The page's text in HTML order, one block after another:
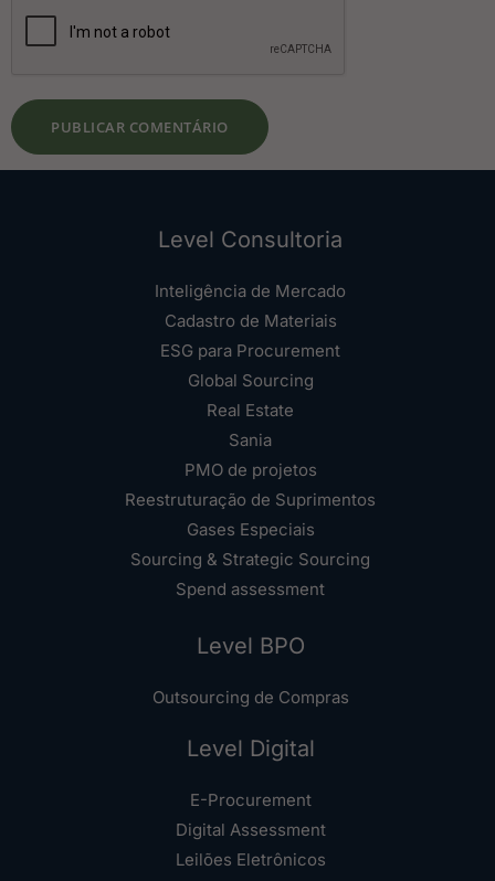
Level Consultoria
Inteligência de Mercado
Cadastro de Materiais
ESG para Procurement
Global Sourcing
Real Estate
Sania
PMO de projetos
Reestruturação de Suprimentos
Gases Especiais
Sourcing & Strategic Sourcing
Spend assessment
Level BPO
Outsourcing de Compras
Level Digital
E-Procurement
Digital Assessment
Leilões Eletrônicos